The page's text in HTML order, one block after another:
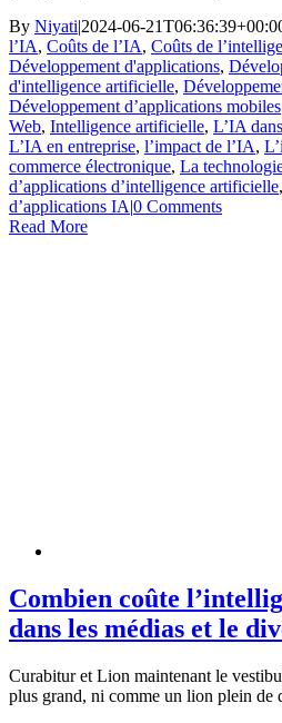
By Niyati|2024-06-
l’IA, Coûts de l’IA, Coûts de
Développement d'applications,
d'intelligence artificielle,
Développement d’applications mobiles
Web, Intelligence artificielle, L’IA
L’IA en entreprise, l’impact de l’IA,
commerce électronique, La
d’applications d’intelligence artificielle,
d’applications IA|0 Comments
Read More
Combien coûte
dans les médias et le
Curabitur et Lion maintenant le
plus grand, ni comme un lion plein de